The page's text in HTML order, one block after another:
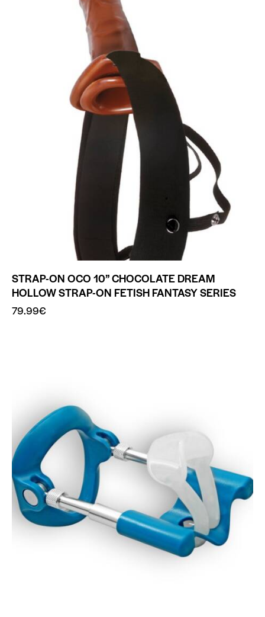
STRAP-ON OCO 10” CHOCOLATE DREAM
HOLLOW STRAP-ON FETISH FANTASY SERIES
79.99€